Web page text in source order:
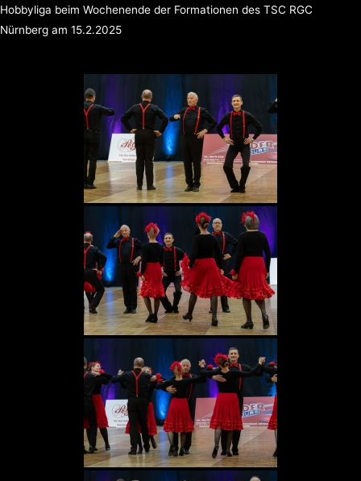
Zum
Inhalt
Hobbyliga beim Wochenende der Formationen des TSC RGC
Nürnberg am 15.2.2025